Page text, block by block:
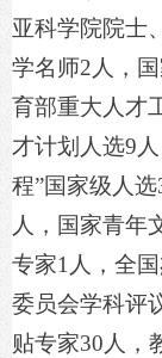
亚科学院院士
学名师2人，
育部重大人才
才计划人选9
程”国家级人
人，国家青年
专家1人，全
委员会学科评
贴专家30人，